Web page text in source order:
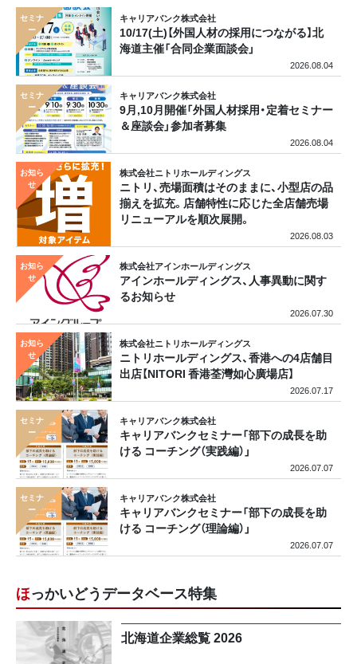
キャリアバンク株式会社
10/17(土)【外国人材の採用につながる】北
海道主催「合同企業面談会」
2026.08.04
キャリアバンク株式会社
9月,10月開催「外国人材採用・定着セミナー
＆座談会」参加者募集
2026.08.04
株式会社ニトリホールディングス
ニトリ、売場面積はそのままに、小型店の品
揃えを拡充。店舗特性に応じた全店舗売場
リニューアルを順次展開。
2026.08.03
株式会社アインホールディングス
アインホールディングス、人事異動に関す
るお知らせ
2026.07.30
株式会社ニトリホールディングス
ニトリホールディングス、香港への4店舗目
出店【NITORI 香港荃灣如心廣場店】
2026.07.17
キャリアバンク株式会社
キャリアバンクセミナー「部下の成長を助
ける コーチング（実践編）」
2026.07.07
キャリアバンク株式会社
キャリアバンクセミナー「部下の成長を助
ける コーチング（理論編）」
2026.07.07
ほっかいどうデータベース特集
北海道企業総覧 2026